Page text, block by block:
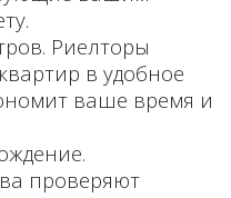
Риелторы
в удобное
ваше время и
проверяют